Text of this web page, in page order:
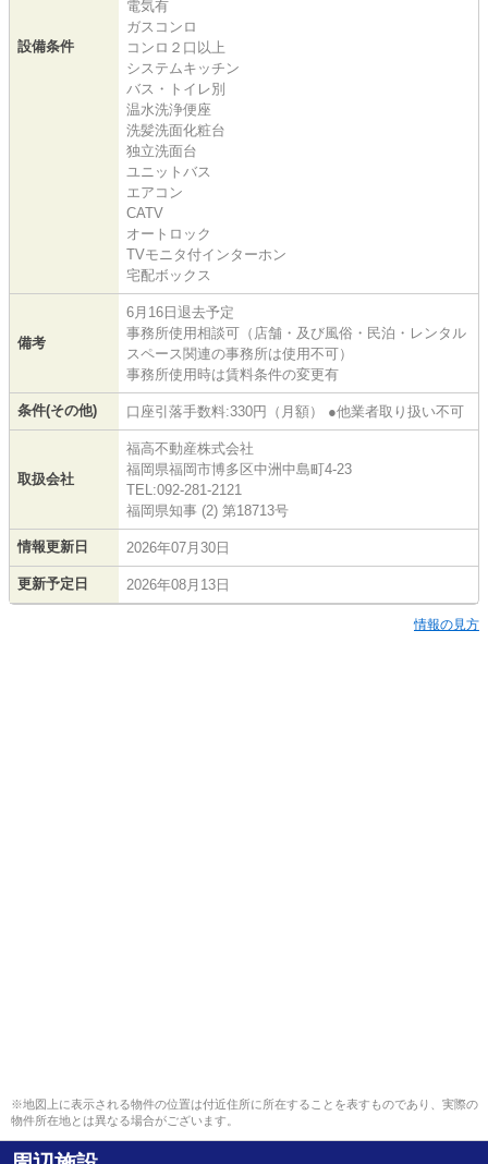
設備条件
電気有
ガスコンロ
コンロ２口以上
システムキッチン
バス・トイレ別
温水洗浄便座
洗髪洗面化粧台
独立洗面台
ユニットバス
エアコン
CATV
オートロック
TVモニタ付インターホン
宅配ボックス
備考
6月16日退去予定
事務所使用相談可（店舗・及び風俗・民泊・レンタル
スペース関連の事務所は使用不可）
事務所使用時は賃料条件の変更有
条件(その他) 口座引落手数料:330円（月額） ●他業者取り扱い不可
取扱会社
福高不動産株式会社
福岡県福岡市博多区中洲中島町4-23
TEL:092-281-2121
福岡県知事 (2) 第18713号
情報更新日 2026年07月30日
更新予定日 2026年08月13日
情報の見方
※地図上に表示される物件の位置は付近住所に所在することを表すものであり、実際の
物件所在地とは異なる場合がございます。